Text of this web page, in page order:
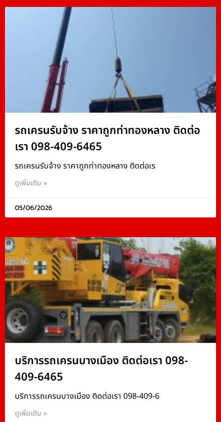
รถเครนรับจ้าง ราคาถูกท่าทองหลาง ติดต่อ
เรา 098-409-6465
รถเครนรับจ้าง ราคาถูกท่าทองหลาง ติดต่อเร
ดูเพิ่มเติม »
05/06/2026
บริการรถเครนบางเมือง ติดต่อเรา 098-
409-6465
บริการรถเครนบางเมือง ติดต่อเรา 098-409-6
ดูเพิ่มเติม »